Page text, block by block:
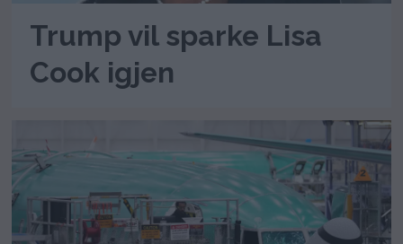
Trump vil sparke Lisa
Cook igjen